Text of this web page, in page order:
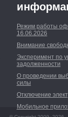
Режим работы
16.06.2026
Внимание
Эксперимент по
задолженности
О проведении
силы
Отключение
Мобильное